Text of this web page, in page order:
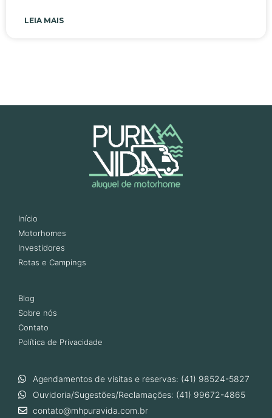
LEIA MAIS
Início
Motorhomes
Investidores
Rotas e Campings
Blog
Sobre nós
Contato
Política de Privacidade
Agendamentos de visitas e reservas: (41) 98524-5827
Ouvidoria/Sugestões/Reclamações: (41) 99672-4865
contato@mhpuravida.com.br